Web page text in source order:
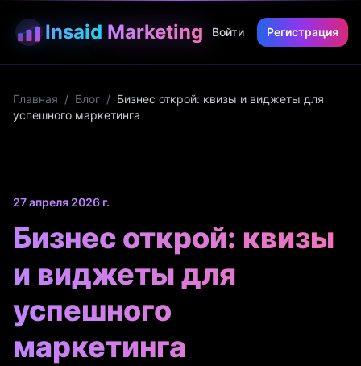
Insaid Marketing Войти Регистрация
Главная / Блог / Бизнес открой: квизы и виджеты для
успешного маркетинга
27 апреля 2026 г.
Бизнес открой: квизы
и виджеты для
успешного
маркетинга